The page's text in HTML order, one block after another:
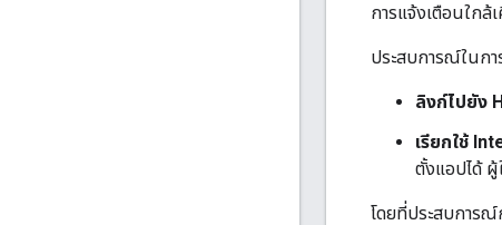
การแจ้งเตือนใกล้
ประสบการณ์ในกา
ลิงก์ไปยัง
เรียกใช้
ตั้งแอปได้ ผู้
โดยที่ประสบการณ์